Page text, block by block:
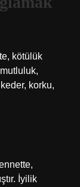
kötülük
korku,
İyilik